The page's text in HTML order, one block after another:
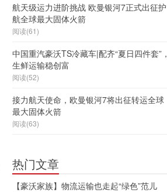
航天级运力进阶挑战 欧曼银河7正式出征护
航全球最大固体火箭
阅读(61)
中国重汽豪沃TS冷藏车|配齐“夏日四件套”，
生鲜运输稳创富
阅读(52)
接力航天使命，欧曼银河7将出征转运全球
最大固体火箭
阅读(63)
热门文章
【豪沃家族】物流运输也走起“绿色”范儿